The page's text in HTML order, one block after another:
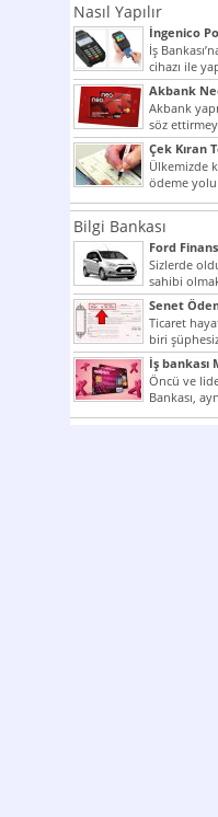
Nasıl Yapılır
İngenico
İş
cihazı ile
Akbank
Kullanılır?
Akbank
söz
Çek Kıran
Ülkemizde
ödeme
beraber
Bilgi Bankası
Ford
Sizlerde
sahibi
ilginizi...
Senet
Ticaret
biri
çok
İş bankası
Öncü ve
Bankası,